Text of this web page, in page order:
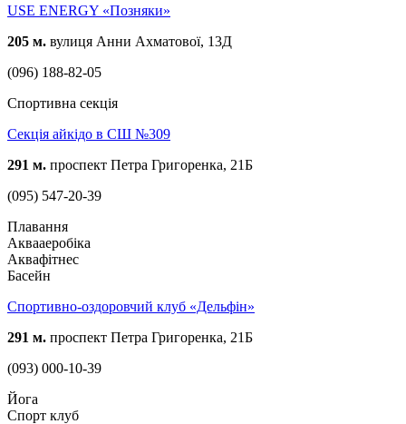
USE ENERGY «Позняки»
205 м. вулиця Анни Ахматової, 13Д
(096) 188-82-05
Спортивна секція
Секція айкідо в СШ №309
291 м. проспект Петра Григоренка, 21Б
(095) 547-20-39
Плавання
Аквааеробіка
Аквафітнес
Басейн
Спортивно-оздоровчий клуб «Дельфін»
291 м. проспект Петра Григоренка, 21Б
(093) 000-10-39
Йога
Спорт клуб